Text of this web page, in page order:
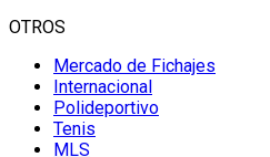
OTROS
Mercado de Fichajes
Internacional
Polideportivo
Tenis
MLS